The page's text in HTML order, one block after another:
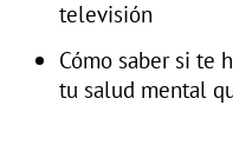
televisión
Cómo saber si te
tu salud mental